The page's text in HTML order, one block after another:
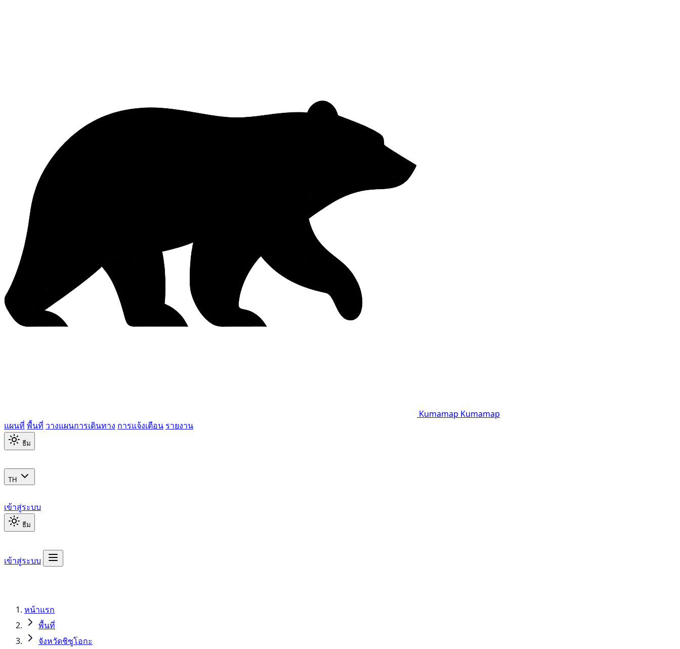
Kumamap Kumamap
แผนที่ พื้นที่ วางแผนการเดินทาง การแจ้งเตือน รายงาน
ธีม
TH
เข้าสู่ระบบ
ธีม
เข้าสู่ระบบ
หน้าแรก
พื้นที่
จังหวัดชิซูโอกะ